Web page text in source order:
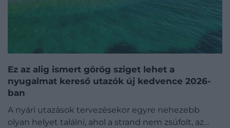
Ez az alig ismert görög sziget lehet a
nyugalmat kereső utazók új kedvence 2026-
ban
A nyári utazások tervezésekor egyre nehezebb
olyan helyet találni, ahol a strand nem zsúfolt, az…